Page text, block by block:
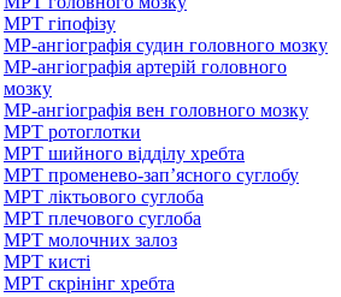
МРТ гіпофізу
МР-ангіографія судин головного мозку
МР-ангіографія артерій головного
мозку
МР-ангіографія вен головного мозку
МРТ ротоглотки
МРТ шийного відділу хребта
МРТ променево-зап’ясного суглобу
МРТ ліктьового суглоба
МРТ плечового суглоба
МРТ молочних залоз
МРТ кисті
МРТ скрінінг хребта